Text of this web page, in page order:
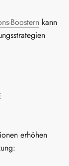
Boostern kann
erhöhen